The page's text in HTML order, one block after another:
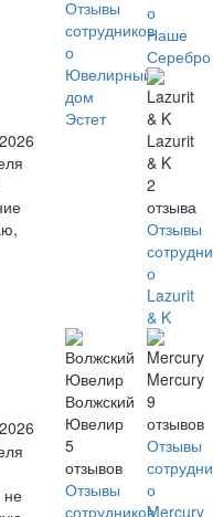
не
Отзывы
сотрудников
о
Ювелирный
дом
Эстет
о
Наше
Серебро
Lazurit
& K
2
отзыва
Отзывы
о
Lazurit
& K
Волжский
Ювелир
5
отзывов
Отзывы
сотрудников
Mercury
9
отзывов
Отзывы
о
Mercury